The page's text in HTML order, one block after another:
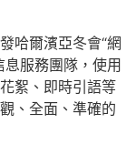
哈爾濱亞冬會“網
服務團隊，使用
絮、即時引語等
、全面、準確的